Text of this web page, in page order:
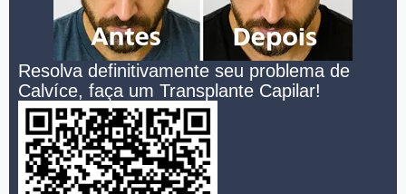
Resolva definitivamente seu problema de
Calvíce, faça um Transplante Capilar!